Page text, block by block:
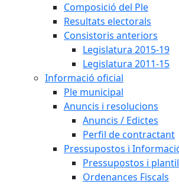
Composició del Ple
Resultats electorals
Consistoris anteriors
Legislatura 2015-19
Legislatura 2011-15
Informació oficial
Ple municipal
Anuncis i resolucions
Anuncis / Edictes
Perfil de contractant
Pressupostos i
Pressupostos i
Ordenances Fiscals